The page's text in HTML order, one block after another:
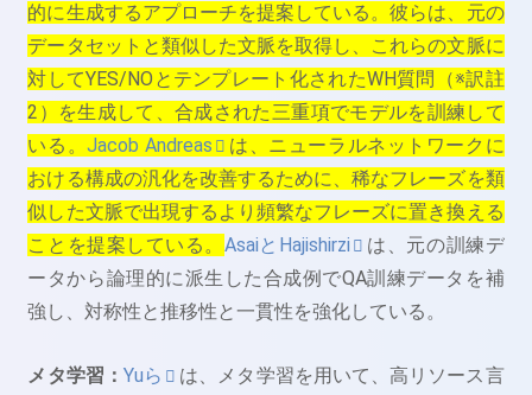
的に生成するアプローチを提案している。彼らは、元の
データセットと類似した文脈を取得し、これらの文脈に
対してYES/NOとテンプレート化されたWH質問（※訳註
2）を生成して、合成された三重項でモデルを訓練して
いる。Jacob Andreas
は、ニューラルネットワークに
おける構成の汎化を改善するために、稀なフレーズを類
似した文脈で出現するより頻繁なフレーズに置き換える
ことを提案している。 AsaiとHajishirzi
は、元の訓練デ
ータから論理的に派生した合成例でQA訓練データを補
強し、対称性と推移性と一貫性を強化している。
メタ学習： Yuら
は、メタ学習を用いて、高リソース言